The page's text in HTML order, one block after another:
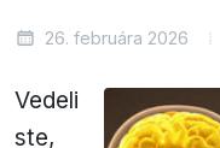
26. februára 2026
Vedeli
ste,